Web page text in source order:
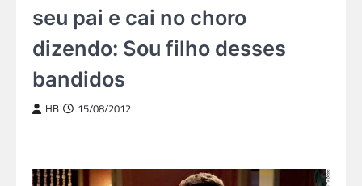
seu pai e cai no choro
dizendo: Sou filho desses
bandidos
HB 15/08/2012